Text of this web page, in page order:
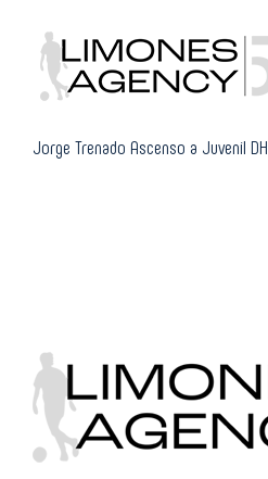
content
Jorge Trenado Ascenso a Juvenil DH